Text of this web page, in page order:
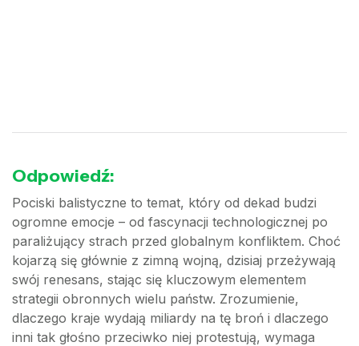
Odpowiedź:
Pociski balistyczne to temat, który od dekad budzi
ogromne emocje – od fascynacji technologicznej po
paraliżujący strach przed globalnym konfliktem. Choć
kojarzą się głównie z zimną wojną, dzisiaj przeżywają
swój renesans, stając się kluczowym elementem
strategii obronnych wielu państw. Zrozumienie,
dlaczego kraje wydają miliardy na tę broń i dlaczego
inni tak głośno przeciwko niej protestują, wymaga